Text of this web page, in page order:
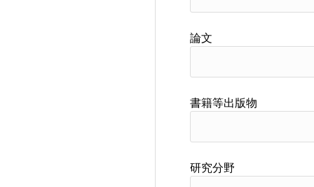
論文
書籍等出版物
研究分野